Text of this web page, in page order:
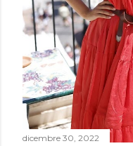
t
o
dicembre 30, 2022